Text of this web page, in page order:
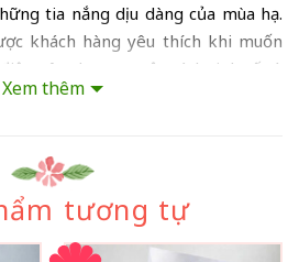
tia nắng dịu dàng của mùa hạ.
khách hàng yêu thích khi muốn
yêu thương một cách tinh tế và
form tròn đẹp, cánh hoa mềm và
Sắc hồng nhẹ nhàng của hoa hồng
yêu chân thành, sự quan tâm dịu
ngọt ngào trong tình cảm. Con số
Xem thêm
tương tự